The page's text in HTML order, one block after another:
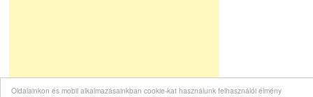
Oldalainkon és mobil alkalmazásainkban cookie-kat használunk felhasználói élmény